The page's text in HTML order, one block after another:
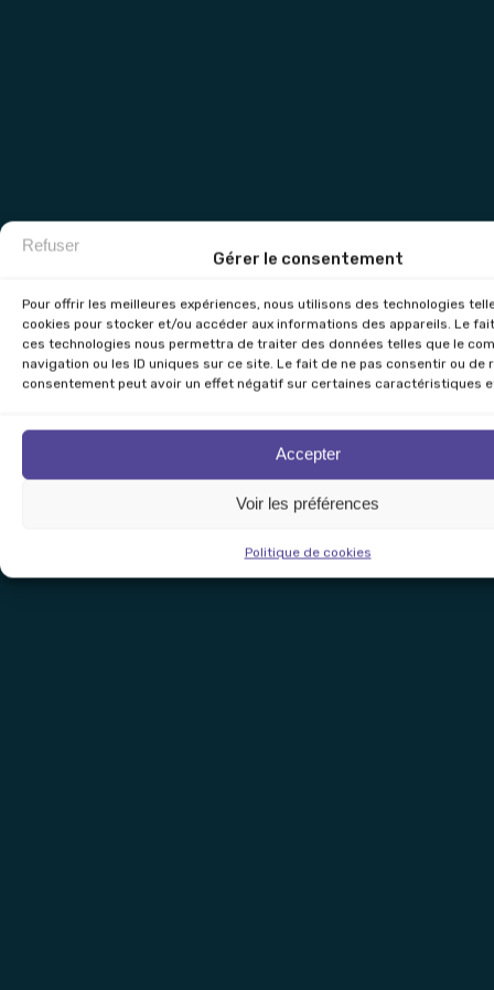
Gérer le consentement
Pour offrir les meilleures expériences, nous utilisons des technologies
cookies pour stocker et/ou accéder aux informations des appareils. Le
ces technologies nous permettra de traiter des données telles que le
navigation ou les ID uniques sur ce site. Le fait de ne pas consentir ou de
consentement peut avoir un effet négatif sur certaines caractéristiques
Accepter
Refuser
Voir les préférences
Politique de cookies